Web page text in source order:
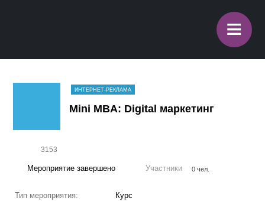
≡
ИНТЕРНЕТ-РЕКЛАМА
Mini MBA: Digital маркетинг
3153
Мероприятие завершено Участники 0 чел.
Тип мероприятия:
Курс